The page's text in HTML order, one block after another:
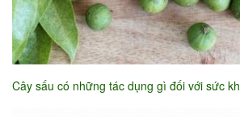
Cây sấu có những tác dụng gì đối với sức